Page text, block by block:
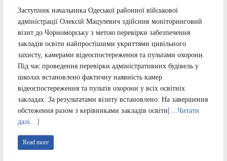
Заступник начальника Одеської районної військової
адміністрації Олексій Мацулевич здійснив моніторинговий
візит до Чорноморську з метою перевірки забезпечення
закладів освіти найпростішими укриттями цивільного
захисту, камерами відеоспостереження та пультами охорони.
Під час проведення перевірки адміністративних будівель у
школах встановлено фактичну наявність камер
відеоспостереження та пультів охорони у всіх освітніх
закладах. За результатами візиту встановлено: На завершення
обстеження разом з керівниками закладів освіти […Читати
далі…]
Read more